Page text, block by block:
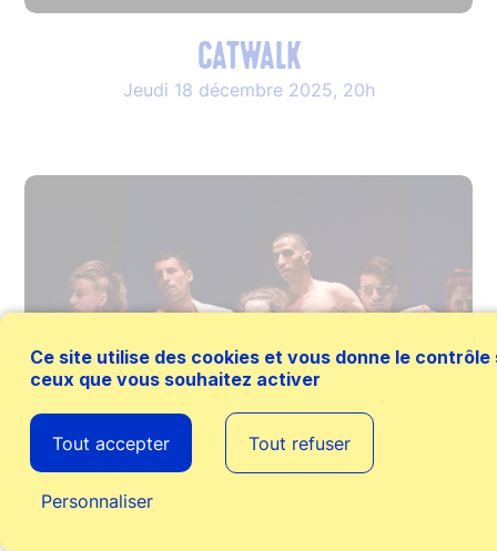
CATWALK
Jeudi 18 décembre 2025, 20h
Ce site utilise des cookies et vous donne le contrôle
ceux que vous souhaitez activer
Tout accepter Tout refuser
Personnaliser